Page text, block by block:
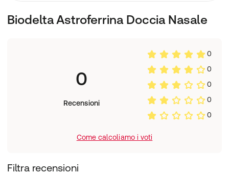
e in parte ad acuire il gusto e migliorare i processi
Rimuovere il tappo e posizionare l’erogatore nella narice.
Nebulizzare 1 o 2 spruzzi nella cavità nasale una o più
Acqua depurata; sodio cloruro; conservanti: sodio
benzoato e potassio sorbato; acido citrico.
Biodelta Astroferrina Doccia Nasale
0
Recensioni
0
0
0
0
0
Come calcoliamo i voti
Filtra recensioni